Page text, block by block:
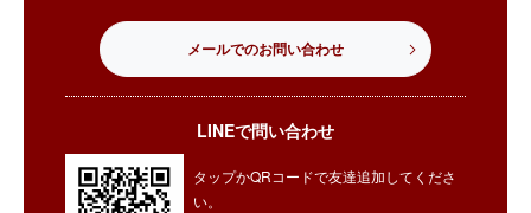
メールでのお問い合わせ
LINEで問い合わせ
タップかQRコードで友達追加してくださ
い。